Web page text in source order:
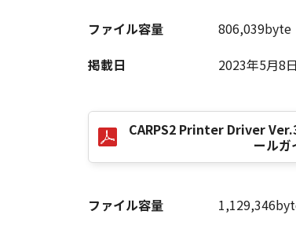
No. I010G020473
ファイル容量
806,039byte
掲載日
2023年5月8日
CARPS2 Printer Driver
ールガ
ファイル容量